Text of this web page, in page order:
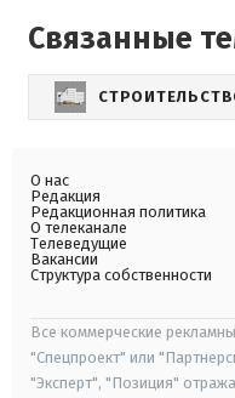
Связанные
О нас
Редакция
Редакционная политика
О телеканале
Телеведущие
Вакансии
Структура собственности
Все коммерческие
"Спецпроект" или
"Эксперт", "Позиция"